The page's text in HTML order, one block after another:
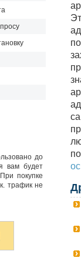
до
вам будет
покупке
трафик не